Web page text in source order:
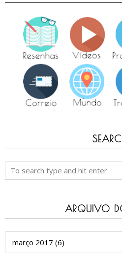
ARQUIVO